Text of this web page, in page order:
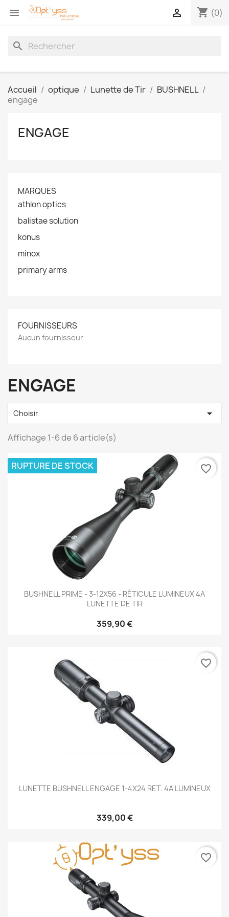
 shopping_cart (0)

search
Accueil optique Lunette de Tir
BUSHNELL
engage
ENGAGE
MARQUES
athlon optics
balistae solution
konus
minox
primary arms
FOURNISSEURS
Aucun fournisseur
ENGAGE
Choisir 
Affichage 1-6 de 6 article(s)
BUSHNELL PRIME - 3-12X56 - RÉTICULE LUMINEUX 4A
LUNETTE DE TIR
359,90 €
RUPTURE DE STOCK favorite_border
LUNETTE BUSHNELL ENGAGE 1-4X24 RET. 4A LUMINEUX
339,00 €
favorite_border
favorite_border